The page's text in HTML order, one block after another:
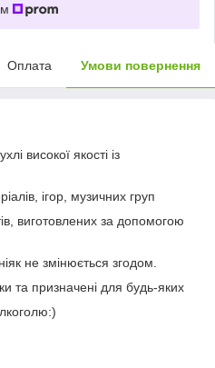
Оплата Умови повернення
високої якості із
ігор, музичних груп
виготовлених за допомогою
не змінюється згодом.
та призначені для будь-яких